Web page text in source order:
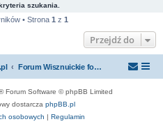
szukania.
• Strona 1 z 1
Przejdź do
Forum Wisznuickie forum.bhaktijoga.pl
Forum Software © phpBB Limited
dostarcza phpBB.pl
osobowych | Regulamin